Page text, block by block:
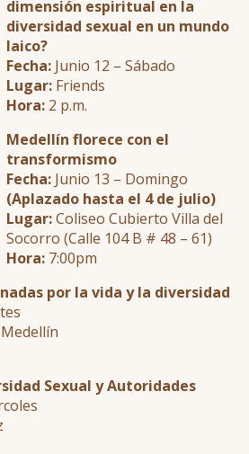
dimensión espiritual en la
diversidad sexual en un mundo
laico?
Fecha: Junio 12 – Sábado
Lugar: Friends
Hora: 2 p.m.
Medellín florece con el
transformismo
Fecha: Junio 13 – Domingo
(Aplazado hasta el 4 de julio)
Lugar:Coliseo Cubierto Villa del
Socorro (Calle 104 B # 48 – 61)
Hora: 7:00pm
por la vida y la diversidad
Sexual y Autoridades